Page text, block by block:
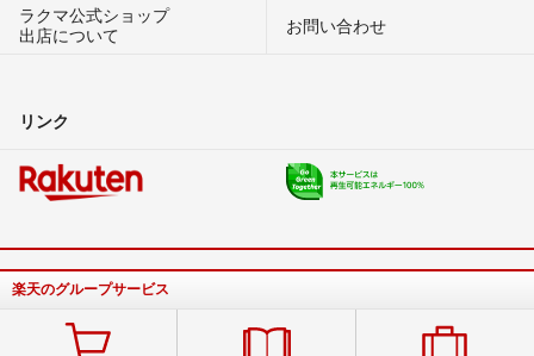
ラクマ公式ショップ
出店について
お問い合わせ
リンク
楽天のグループサービス